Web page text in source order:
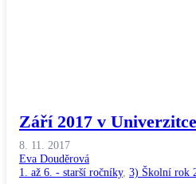
Září 2017 v Univerzitce
8. 11. 2017
Eva Douděrová
1. až 6. - starší ročníky, 3) Školní rok